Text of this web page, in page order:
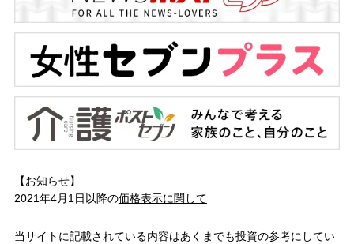
【お知らせ】
2021年4月1日以降の価格表示に関して
当サイトに記載されている内容はあくまでも投資の参考にしてい